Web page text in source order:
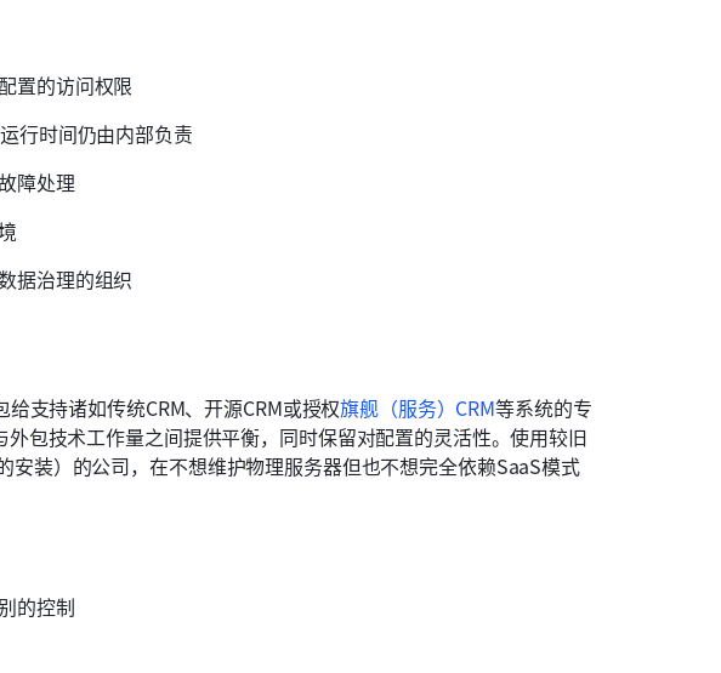
置的访问权限
行时间仍由内部负责
障处理
据治理的组织
支持诸如传统CRM、开源CRM或授权旗舰（服务）CRM等系统的专
包技术工作量之间提供平衡，同时保留对配置的灵活性。使用较旧
安装）的公司，在不想维护物理服务器但也不想完全依赖SaaS模式
的控制